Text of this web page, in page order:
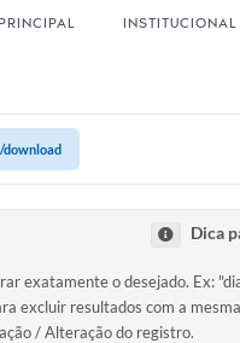
PRINCIPAL INSTITUCIONAL
download
Dica
exatamente o desejado. Ex:
excluir resultados com a
/ Alteração do registro.